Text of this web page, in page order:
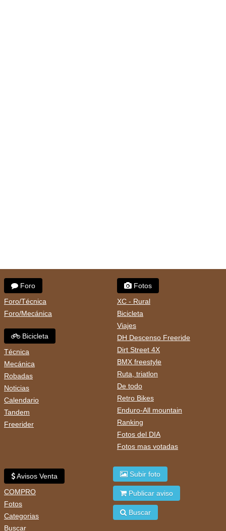
Foro
Foro/Técnica
Foro/Mecánica
Bicicleta
Técnica
Mecánica
Robadas
Noticias
Calendario
Tandem
Freerider
Fotos
XC - Rural
Bicicleta
Viajes
DH Descenso Freeride
Dirt Street 4X
BMX freestyle
Ruta, triatlon
De todo
Retro Bikes
Enduro-All mountain
Ranking
Fotos del DIA
Fotos mas votadas
Avisos Venta
COMPRO
Fotos
Categorias
Buscar
Subir foto
Publicar aviso
Buscar